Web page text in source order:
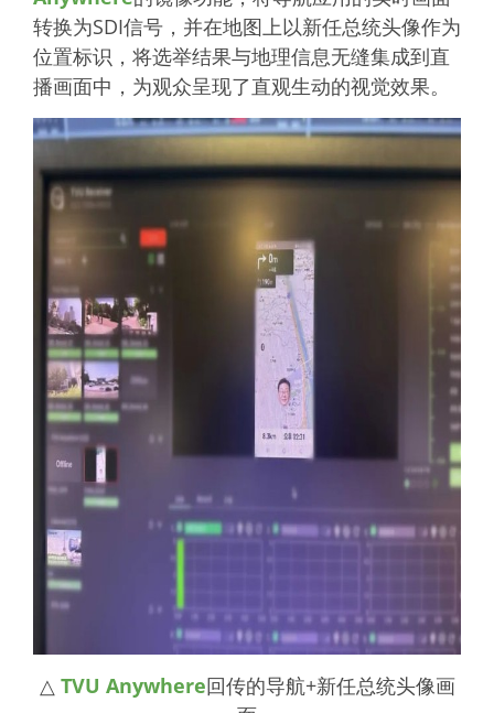
转换为SDI信号，并在地图上以新任总统头像作为
位置标识，将选举结果与地理信息无缝集成到直
播画面中，为观众呈现了直观生动的视觉效果。
△ TVU Anywhere回传的导航+新任总统头像画